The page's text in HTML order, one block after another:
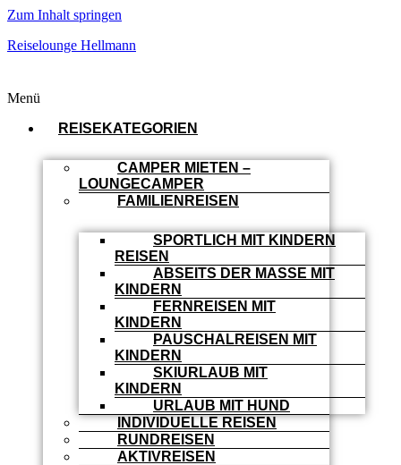
Zum Inhalt springen
Reiselounge Hellmann
Menü
REISEKATEGORIEN
CAMPER MIETEN –
LOUNGECAMPER
FAMILIENREISEN
SPORTLICH MIT KINDERN
REISEN
ABSEITS DER MASSE MIT
KINDERN
FERNREISEN MIT
KINDERN
PAUSCHALREISEN MIT
KINDERN
SKIURLAUB MIT
KINDERN
URLAUB MIT HUND
INDIVIDUELLE REISEN
RUNDREISEN
AKTIVREISEN